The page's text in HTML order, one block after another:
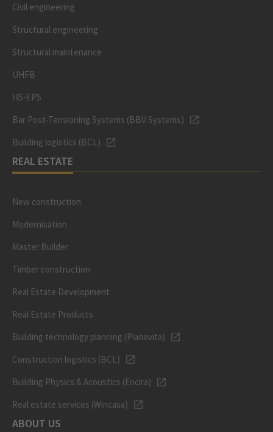
Civil engineering
Structural engineering
Structural maintenance
UHFB
HS-EPS
Bar Post-Tensioning Systems (BBV Systems)
Building logistics (BCL)
REAL ESTATE
New construction
Modernisation
Master Builder
Timber construction
Real Estate Development
Real Estate Products
Building technology planning (Planovita)
Construction logistics (BCL)
Building Physics & Acoustics (Encira)
Real estate services (Wincasa)
ABOUT US